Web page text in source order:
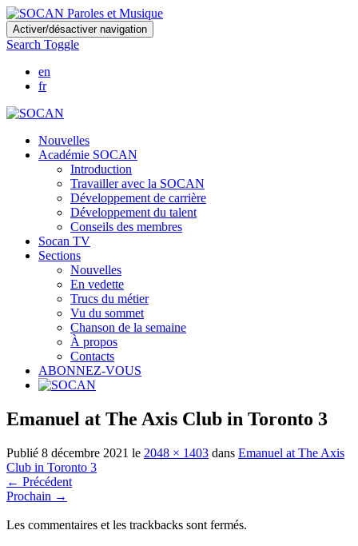
Skip
to
main
content
Activer/désactiver navigation
Search Toggle
en
fr
Nouvelles
Académie SOCAN
Introduction
Travailler avec la SOCAN
Développement de carrière
Développement du talent
Conseils des membres
Socan TV
Sections
Nouvelles
En vedette
Trucs du métier
Vu du sommet
Chanson de la semaine
À propos
Contacts
ABONNEZ-VOUS
Emanuel at The Axis Club in Toronto 3
Publié 8 décembre 2021 le 2048 × 1403 dans Emanuel at The Axis
Club in Toronto 3
← Précédent
Prochain →
Les commentaires et les trackbacks sont fermés.